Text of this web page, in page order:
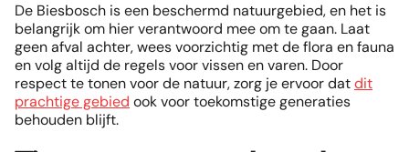
De Biesbosch is een beschermd natuurgebied, en het is
belangrijk om hier verantwoord mee om te gaan. Laat
geen afval achter, wees voorzichtig met de flora en fauna
en volg altijd de regels voor vissen en varen. Door
respect te tonen voor de natuur, zorg je ervoor datdit
prachtige gebied ook voor toekomstige generaties
behouden blijft.